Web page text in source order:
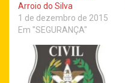
Arroio do Silva
1 de dezembro de 2015
Em "SEGURANÇA"